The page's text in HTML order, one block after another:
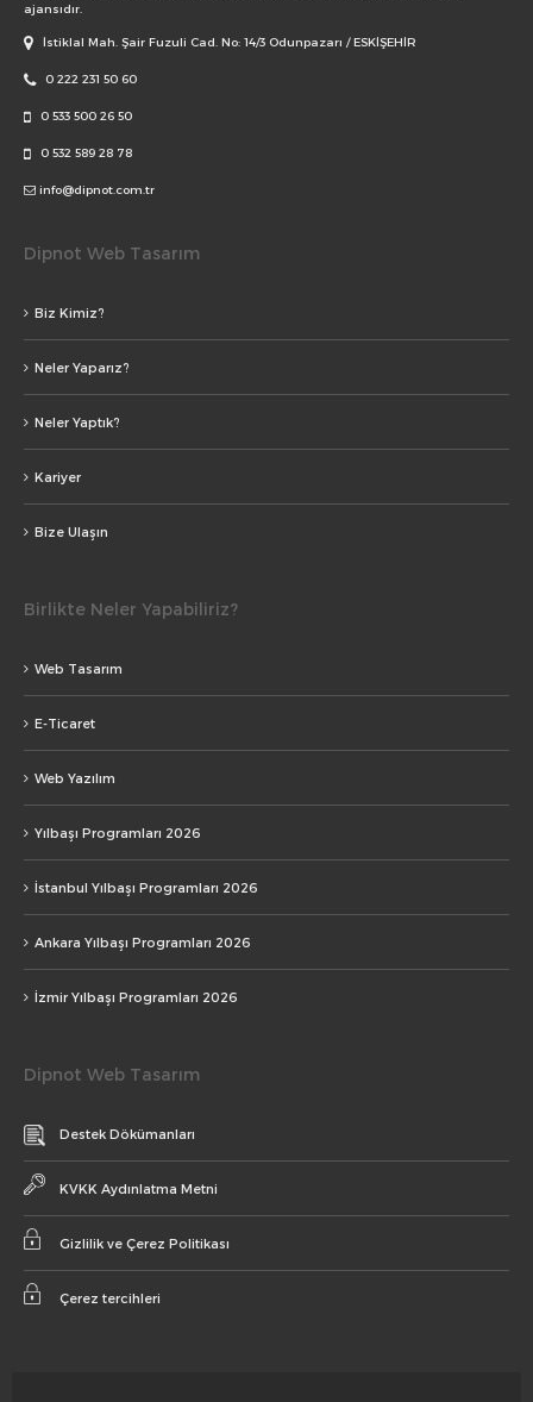
ajansıdır.
İstiklal Mah. Şair Fuzuli Cad. No: 14/3 Odunpazarı / ESKİŞEHİR
0 222 231 50 60
0 533 500 26 50
0 532 589 28 78
info@dipnot.com.tr
Dipnot Web Tasarım
Biz Kimiz?
Neler Yaparız?
Neler Yaptık?
Kariyer
Bize Ulaşın
Birlikte Neler Yapabiliriz?
Web Tasarım
E-Ticaret
Web Yazılım
Yılbaşı Programları 2026
İstanbul Yılbaşı Programları 2026
Ankara Yılbaşı Programları 2026
İzmir Yılbaşı Programları 2026
Dipnot Web Tasarım
Destek Dökümanları
KVKK Aydınlatma Metni
Gizlilik ve Çerez Politikası
Çerez tercihleri